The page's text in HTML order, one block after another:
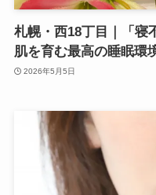
札幌・西18丁目｜「寝
肌を育む最高の睡眠環
2026年5月5日